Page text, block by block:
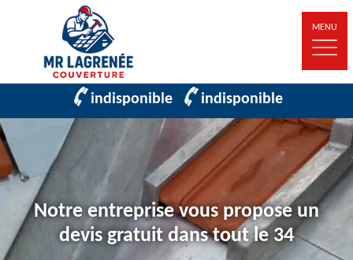
MENU
indisponible indisponible
Notre entreprise vous propose un
devis gratuit dans tout le 34